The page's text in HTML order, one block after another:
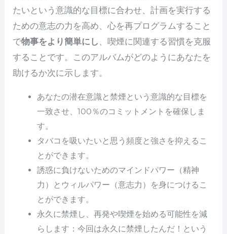
たいという意識的な目標に合わせ、計画を実行する
ための意志の力を高め、心を再プログラムすること
で物事をより簡単にし 、喫煙に関連する習慣を克服
することです。このアルバムがどのようにあなたを
助けるか次に示します。
あなたの潜在意識と禁煙という意識的な目標を
一致させ、100％のコミットメントを確保しま
す。
タバコを吸いたいと思う頻度と強さを抑えるこ
とができます。
誘惑に負けないためのマインドパワー（精神
力）とウィルパワー（意志力）を身につけるこ
とができます。
永久に禁煙し、再発や喫煙を始める可能性を減
らします：今回は永久に禁煙したんだ！という